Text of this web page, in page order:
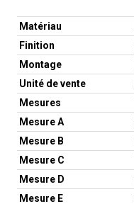
Matériau
Finition
Montage
Unité de vente
Mesures
Mesure A
Mesure B
Mesure C
Mesure D
Mesure E